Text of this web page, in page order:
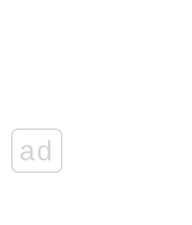
ad